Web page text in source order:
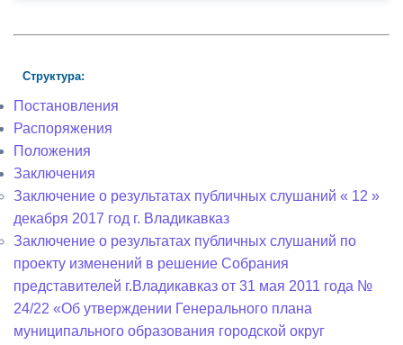
Структура:
Постановления
Распоряжения
Положения
Заключения
Заключение о результатах публичных слушаний « 12 »
декабря 2017 год г. Владикавказ
Заключение о результатах публичных слушаний по
проекту изменений в решение Собрания
представителей г.Владикавказ от 31 мая 2011 года №
24/22 «Об утверждении Генерального плана
муниципального образования городской округ